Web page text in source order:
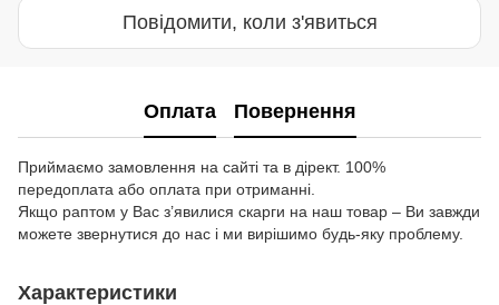
Повідомити, коли з'явиться
Оплата Повернення
Приймаємо замовлення на сайті та в дірект. 100%
передоплата або оплата при отриманні.
Якщо раптом у Вас з’явилися скарги на наш товар – Ви завжди
можете звернутися до нас і ми вирішимо будь-яку проблему.
Характеристики